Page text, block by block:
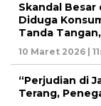
Skandal Besar
Diduga
Tanda
10 Maret 2026 |
“Perjudian di
Terang,